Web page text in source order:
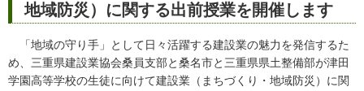
地域防災）に関する出前授業を開催します
「地域の守り手」として日々活躍する建設業の魅力を発信するた
め、三重県建設業協会桑員支部と桑名市と三重県県土整備部が津田
学園高等学校の生徒に向けて建設業（まちづくり・地域防災）に関